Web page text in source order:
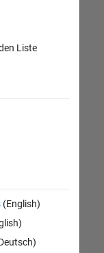
Liste
(English)